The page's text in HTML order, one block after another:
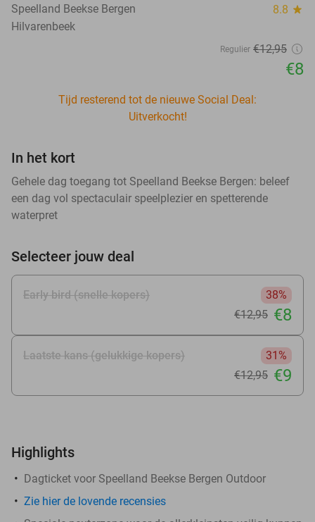
Speelland Beekse Bergen 8.8 star
Hilvarenbeek
Regulier €12,95
€8
Tijd resterend tot de nieuwe Social Deal:
Uitverkocht!
In het kort
Gehele dag toegang tot Speelland Beekse Bergen: beleef
een dag vol spectaculair speelplezier en spetterende
waterpret
Selecteer jouw deal
Early bird (snelle kopers)
38%
€12,95 €8
Laatste kans (gelukkige kopers)
31%
€12,95 €9
Highlights
Dagticket voor Speelland Beekse Bergen Outdoor
Zie hier de lovende recensies